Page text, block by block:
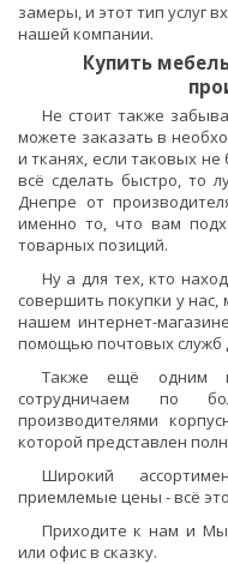
замеры, и этот тип услуг
нашей компании.
Купить
Не стоит также
можете заказать в
и тканях, если таковых
всё сделать быстро, то
Днепре от
именно то, что вам
товарных позиций.
Ну а для тех, кто
совершить покупки у
нашем интернет-
помощью почтовых служб
Также ещё одним
сотрудничаем по
производителями
которой представлен
Широкий
приемлемые цены - всё
Приходите к нам и
или офис в сказку.